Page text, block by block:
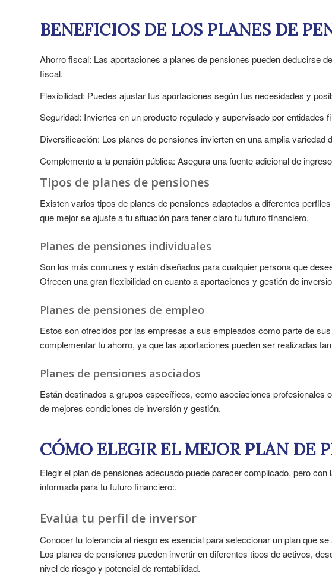
BENEFICIOS DE LOS PLANES DE
Ahorro fiscal: Las aportaciones a planes de pensiones pueden deducirse
fiscal.
Flexibilidad: Puedes ajustar tus aportaciones según tus necesidades y
Seguridad: Inviertes en un producto regulado y supervisado por entidades
Diversificación: Los planes de pensiones invierten en una amplia variedad
Complemento a la pensión pública: Asegura una fuente adicional de
Tipos de planes de pensiones
Existen varios tipos de planes de pensiones adaptados a diferentes
que mejor se ajuste a tu situación para tener claro tu futuro financiero.
Planes de pensiones individuales
Son los más comunes y están diseñados para cualquier persona que
Ofrecen una gran flexibilidad en cuanto a aportaciones y gestión de
Planes de pensiones de empleo
Estos son ofrecidos por las empresas a sus empleados como parte de
complementar tu ahorro, ya que las aportaciones pueden ser realizadas
Planes de pensiones asociados
Están destinados a grupos específicos, como asociaciones profesionales
de mejores condiciones de inversión y gestión.
CÓMO ELEGIR EL MEJOR PLAN DE
Elegir el plan de pensiones adecuado puede parecer complicado, pero
informada para tu futuro financiero:.
Evalúa tu perfil de inversor
Conocer tu tolerancia al riesgo es esencial para seleccionar un plan que
Los planes de pensiones pueden invertir en diferentes tipos de activos,
nivel de riesgo y potencial de rentabilidad.